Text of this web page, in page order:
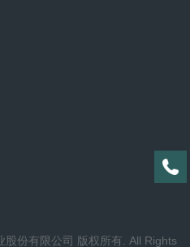
份有限公司 版权所有. All Rights